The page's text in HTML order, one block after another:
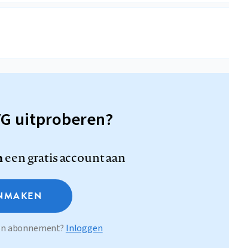
uitproberen?
een gratis account aan
abonnement? Inloggen